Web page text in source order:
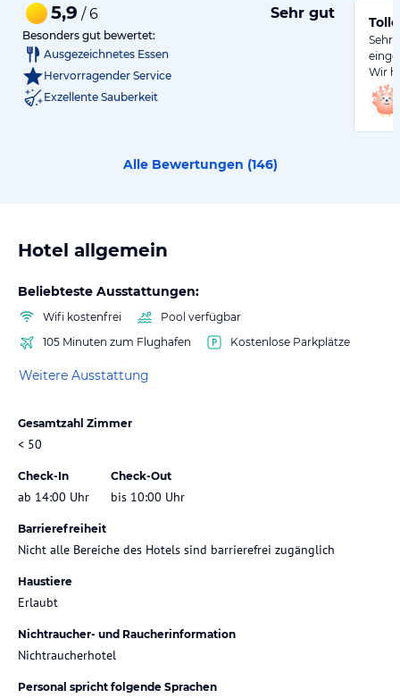
5,9 / 6 Sehr gut
Besonders gut bewertet:
Ausgezeichnetes Essen
Hervorragender Service
Exzellente Sauberkeit
Sehr
Wir
Alle Bewertungen (146)
Hotel allgemein
Beliebteste Ausstattungen:
Wifi kostenfrei
Pool verfügbar
105 Minuten zum Flughafen
Kostenlose Parkplätze
Weitere Ausstattung
Gesamtzahl Zimmer
< 50
Check-In
ab 14:00 Uhr
Check-Out
bis 10:00 Uhr
Barrierefreiheit
Nicht alle Bereiche des Hotels sind barrierefrei zugänglich
Haustiere
Erlaubt
Nichtraucher- und Raucherinformation
Nichtraucherhotel
Personal spricht folgende Sprachen